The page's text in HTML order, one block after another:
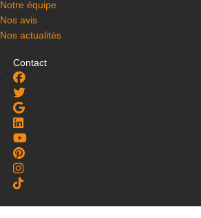
Notre équipe
Nos avis
Nos actualités
Contact